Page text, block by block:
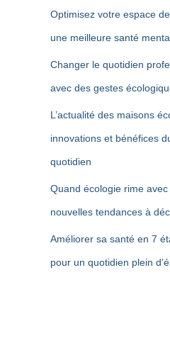
Optimisez votre espace
une meilleure santé
Changer le quotidien
avec des gestes
L’actualité des maisons
innovations et bénéfices
quotidien
Quand écologie rime
nouvelles tendances à
Améliorer sa santé en 7
pour un quotidien plein